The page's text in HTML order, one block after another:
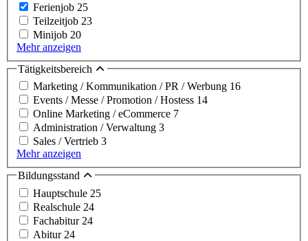
Ferienjob 25
Teilzeitjob 23
Minijob 20
Mehr anzeigen
Tätigkeitsbereich
Marketing / Kommunikation / PR / Werbung 16
Events / Messe / Promotion / Hostess 14
Online Marketing / eCommerce 7
Administration / Verwaltung 3
Sales / Vertrieb 3
Mehr anzeigen
Bildungsstand
Hauptschule 25
Realschule 24
Fachabitur 24
Abitur 24